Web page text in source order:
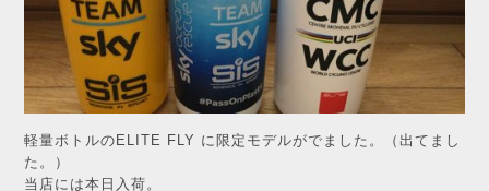
軽量ボトルのELITE FLY に限定モデルがでました。（出てまし
た。）
当店には本日入荷。